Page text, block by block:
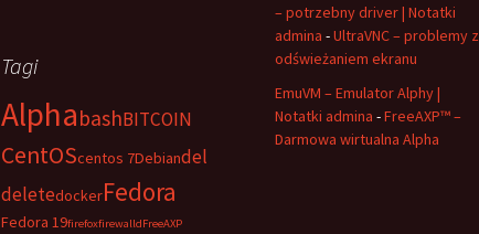
– potrzebny driver | Notatki
admina -UltraVNC – problemy z
odświeżaniem ekranu
EmuVM – Emulator Alphy |
Notatki admina -FreeAXP™ –
Darmowa wirtualna Alpha
Tagi
AlphabashBITCOIN
CentOScentos 7Debiandel
deletedockerFedora
Fedora 19firefoxfirewalldFreeAXP